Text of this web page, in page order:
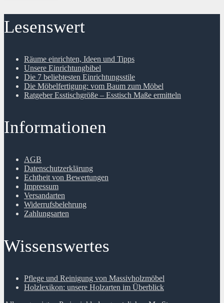
Lesenswert
Räume einrichten, Ideen und Tipps
Unsere Einrichtungbibel
Die 7 beliebtesten Einrichtungsstile
Die Möbelfertigung: vom Baum zum Möbel
Ratgeber Esstischgröße – Esstisch Maße ermitteln
Informationen
AGB
Datenschutzerklärung
Echtheit von Bewertungen
Impressum
Versandarten
Widerrufsbelehrung
Zahlungsarten
Wissenswertes
Pflege und Reinigung von Massivholzmöbel
Holzlexikon: unsere Holzarten im Überblick